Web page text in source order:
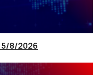
5/8/2026